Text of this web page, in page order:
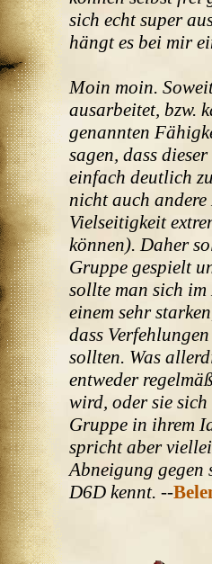
sich echt super
hängt es bei mir
Moin moin.
ausarbeitet, bzw.
genannten
sagen, dass
einfach deutlich
nicht auch
Vielseitigkeit
können). Daher
Gruppe gespielt
sollte man sich
einem sehr
dass
sollten. Was
entweder
wird, oder sie sich
Gruppe in ihrem
spricht aber
Abneigung gegen
D6D kennt. --